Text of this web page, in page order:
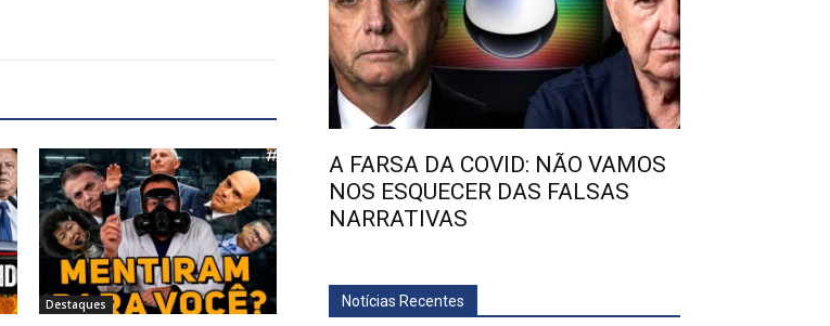
Destaques
A FARSA DA COVID: NÃO VAMOS
NOS ESQUECER DAS FALSAS
NARRATIVAS
Notícias Recentes